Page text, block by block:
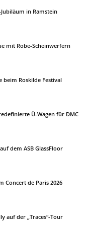
Jubiläum in Ramstein
mit Robe-Scheinwerfern
beim Roskilde Festival
Ü-Wagen für DMC
dem ASB GlassFloor
Concert de Paris 2026
auf der „Traces“-Tour